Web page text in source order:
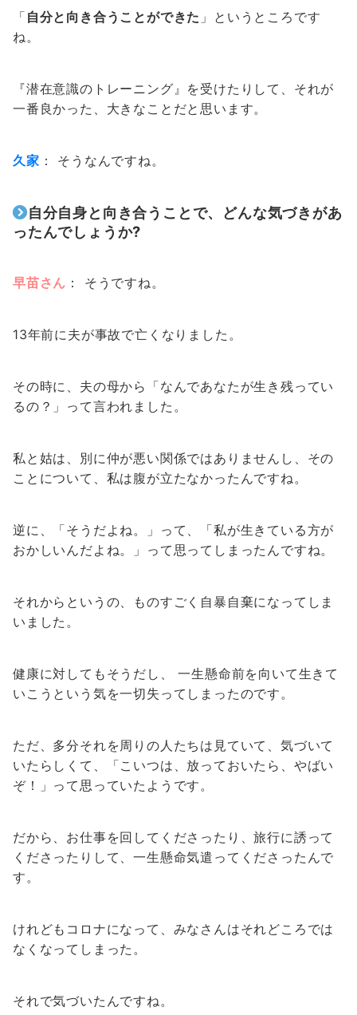
「 自分と向き合うことができた 」というところです
ね。
『潜在意識のトレーニング』を受けたりして、それが
一番良かった、大きなことだと思います。
久家 ： そうなんですね。
自分自身と向き合うことで、どんな気づきがあ
ったんでしょうか?
早苗さん ： そうですね。
13年前に夫が事故で亡くなりました。
その時に、夫の母から「なんであなたが生き残ってい
るの？」って言われました。
私と姑は、別に仲が悪い関係ではありませんし、その
ことについて、私は腹が立たなかったんですね。
逆に、「そうだよね。」って、「私が生きている方が
おかしいんだよね。」って思ってしまったんですね。
それからというの、ものすごく自暴自棄になってしま
いました。
健康に対してもそうだし、 一生懸命前を向いて生きて
いこうという気を一切失ってしまったのです。
ただ、多分それを周りの人たちは見ていて、気づいて
いたらしくて、「こいつは、放っておいたら、やばい
ぞ！」って思っていたようです。
だから、お仕事を回してくださったり、旅行に誘って
くださったりして、一生懸命気遣ってくださったんで
す。
けれどもコロナになって、みなさんはそれどころでは
なくなってしまった。
それで気づいたんですね。